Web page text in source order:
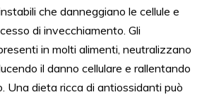
che danneggiano le cellule e
di invecchiamento. Gli
in molti alimenti, neutralizzano
il danno cellulare e rallentando
Una dieta ricca di antiossidanti può